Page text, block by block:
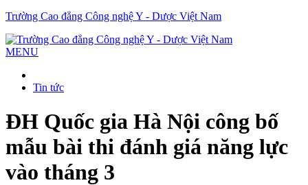
Trường Cao đẳng Công nghệ Y - Dược Việt Nam
MENU
Tin tức
ĐH Quốc gia Hà Nội công bố
mẫu bài thi đánh giá năng lực
vào tháng 3